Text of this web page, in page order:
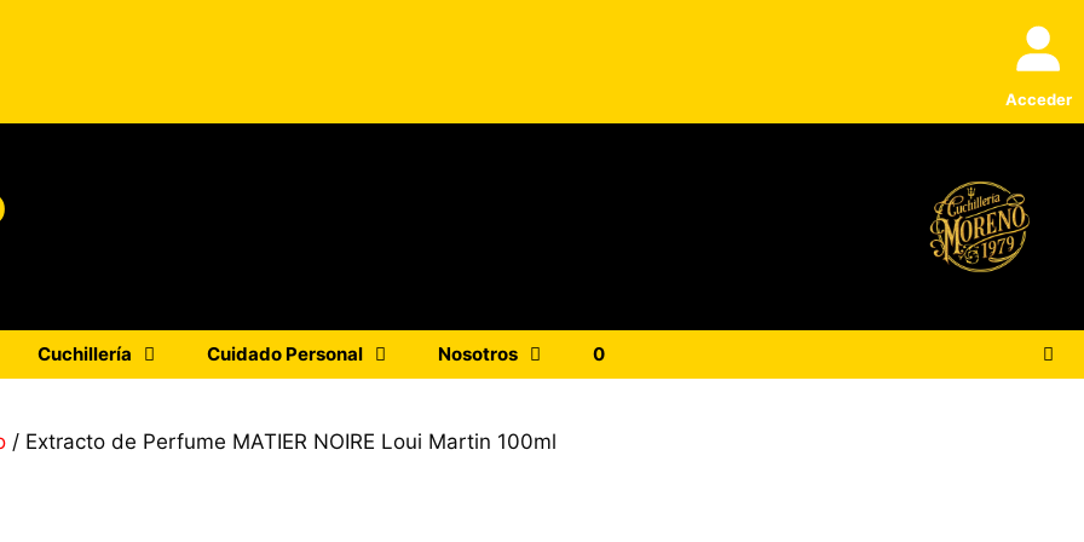
Acceder
Cuchillería Cuidado Personal Nosotros 0
/ Extracto de Perfume MATIER NOIRE Loui Martin 100ml